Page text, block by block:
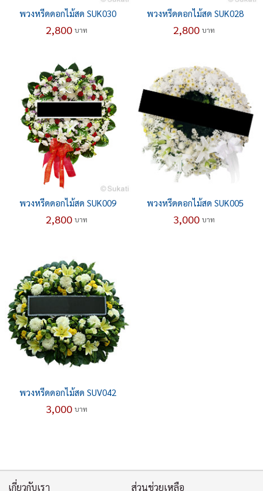
พวงหรีดดอกไม้สด SUK030
2,800 บาท
พวงหรีดดอกไม้สด SUK028
2,800 บาท
พวงหรีดดอกไม้สด SUK009
2,800 บาท
พวงหรีดดอกไม้สด SUK005
3,000 บาท
พวงหรีดดอกไม้สด SUV042
3,000 บาท
เกี่ยวกับเรา ส่วนช่วยเหลือ